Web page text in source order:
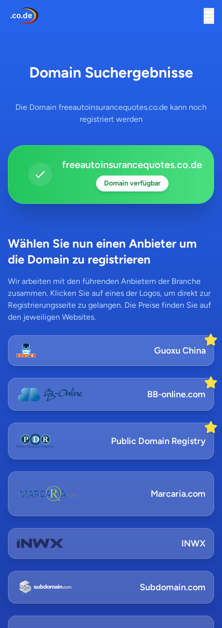
Domain Suchergebnisse
Die Domain freeautoinsurancequotes.co.de kann noch
registriert werden
freeautoinsurancequotes.co.de
Domain verfügbar
Wählen Sie nun einen Anbieter um
die Domain zu registrieren
Wir arbeiten mit den führenden Anbietern der Branche
zusammen. Klicken Sie auf eines der Logos, um direkt zur
Registrierungsseite zu gelangen. Die Preise finden Sie auf
den jeweiligen Websites.
Guoxu China
BB-online.com
Public Domain Registry
Marcaria.com
INWX
Subdomain.com